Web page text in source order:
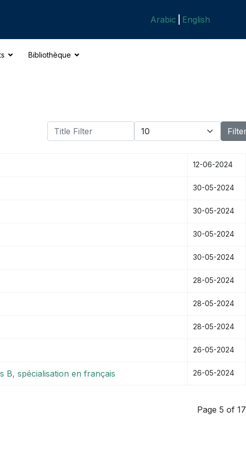
Arabic English
Bibliothèque
Title Filter Display #
12-06-2024
30-05-2024
30-05-2024
30-05-2024
30-05-2024
28-05-2024
28-05-2024
28-05-2024
26-05-2024
B, spécialisation en français 26-05-2024
Page 5 of 17